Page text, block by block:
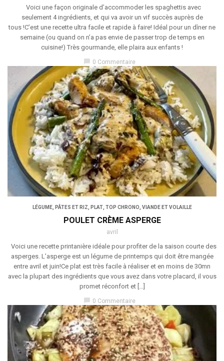
Voici une façon originale d’accommoder les spaghettis avec
seulement 4 ingrédients, et qui va avoir un vif succès auprès de
tous !C’est une recette ultra facile et rapide à faire! Idéal pour un dîner ne
semaine (ou quand on n’a pas envie de passer trop de temps en
cuisine!) Très gourmande, elle plaira aux enfants !
0 Commentaire
LÉGUME, PÂTES ET RIZ PLAT, TOP CHRONO VIANDE ET VOLAILLE
POULET CRÈME ASPERGE
avril
Voici une recette printanière idéale pour profiter de la saison courte des
asperges. L’asperge est un légume de printemps qui doit être mangée
entre avril et juin!Ce plat est très facile à réaliser et en moins de 30mn
avec la plupart des ingrédients que vous avez dans votre placard, il vous
promet réconfort et […]
chat_bubble 0 Commentaire